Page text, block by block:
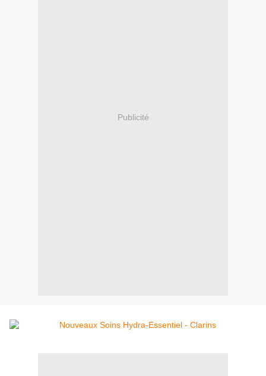
Publicité